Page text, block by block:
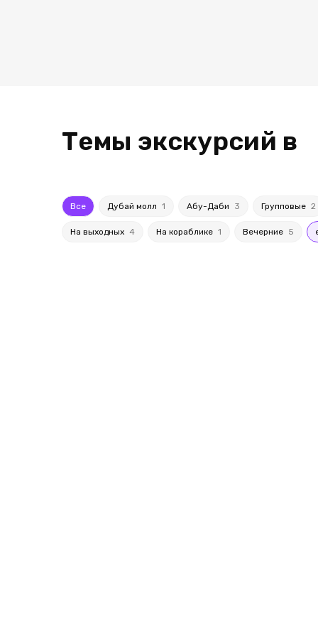
Темы экскурсий в
Все Дубай молл 1 Абу-Даби 3 Групповые 2
На выходных 4 На кораблике 1 Вечерние 5